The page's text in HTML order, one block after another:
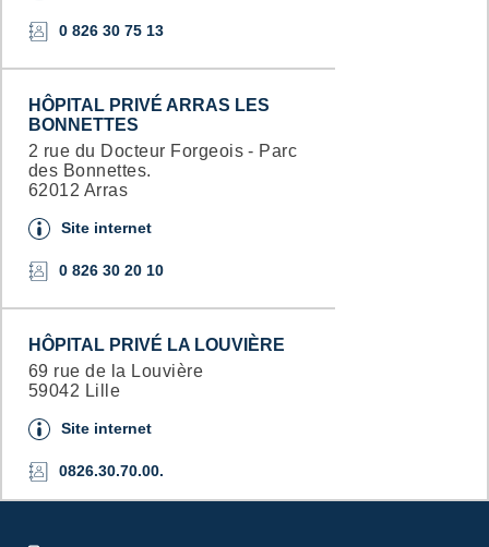
0 826 30 75 13
HÔPITAL PRIVÉ ARRAS LES
BONNETTES
2 rue du Docteur Forgeois - Parc
des Bonnettes.
62012 Arras
Site internet
0 826 30 20 10
HÔPITAL PRIVÉ LA LOUVIÈRE
69 rue de la Louvière
59042 Lille
Site internet
0826.30.70.00.